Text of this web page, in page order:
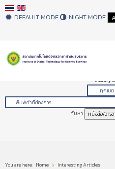
DEFAULT MODE NIGHT MODE
Library
ค้นหา หนังสือ/วารส
You are here: Home Interesting Articles